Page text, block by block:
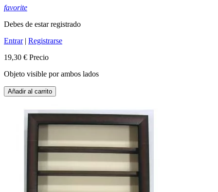
favorite
Debes de estar registrado
Entrar| Registrarse
19,30 € Precio
Objeto visible por ambos lados
Añadir al carrito